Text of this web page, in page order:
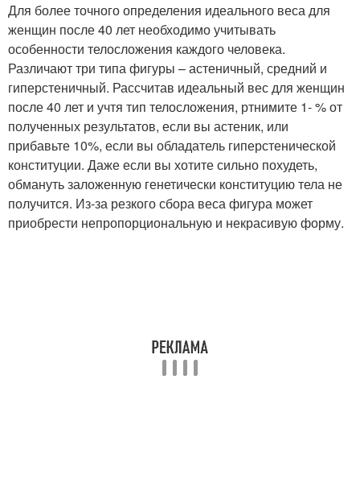
Для более точного определения идеального веса для
женщин после 40 лет необходимо учитывать
особенности телосложения каждого человека.
Различают три типа фигуры – астеничный, средний и
гиперстеничный. Рассчитав идеальный вес для женщин
после 40 лет и учтя тип телосложения, ртнимите 1- % от
полученных результатов, если вы астеник, или
прибавьте 10%, если вы обладатель гиперстенической
конституции. Даже если вы хотите сильно похудеть,
обмануть заложенную генетически конституцию тела не
получится. Из-за резкого сбора веса фигура может
приобрести непропорциональную и некрасивую форму.